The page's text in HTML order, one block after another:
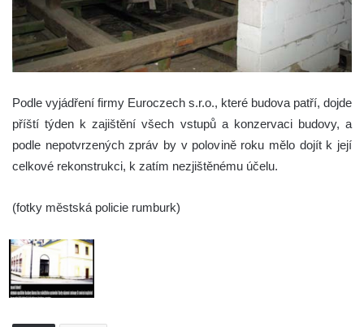
Podle vyjádření firmy Euroczech s.r.o., které budova patří, dojde
příští týden k zajištění všech vstupů a konzervaci budovy, a
podle nepotvrzených zpráv by v polovině roku mělo dojít k její
celkové rekonstrukci, k zatím nezjištěnému účelu.
(fotky městská policie rumburk)